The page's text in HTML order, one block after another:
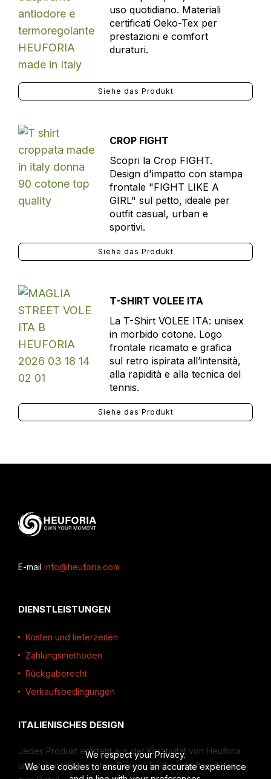
uso quotidiano. Materiali
certificati Oeko-Tex per
prestazioni e comfort
duraturi.
Siehe das Produkt
CROP FIGHT
Scopri la Crop FIGHT.
Design d'impatto con stampa
frontale "FIGHT LIKE A
GIRL" sul petto, ideale per
outfit casual, urban e
sportivi.
Siehe das Produkt
T-SHIRT VOLEE ITA
La T-Shirt VOLEE ITA: unisex
in morbido cotone. Logo
frontale ricamato e grafica
sul retro ispirata all’intensità,
alla rapidità e alla tecnica del
tennis.
Siehe das Produkt
E-mail info@heuforia.com
DIENSTLEISTUNGEN
Kosten und lieferzeiten
Zahlungsmethoden
Rückgaberecht
Verkaufsbedingungen
ITALIENISCHES DESIGN
Jedes Produkt entsteht aus der Kreativität von Heuforia
und vereint italienisches Design, Leidenschaft und Liebe
We respect your Privacy.
We use cookies to ensure you an accurate experience